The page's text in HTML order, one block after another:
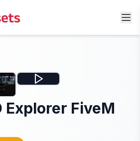
Explorer FiveM